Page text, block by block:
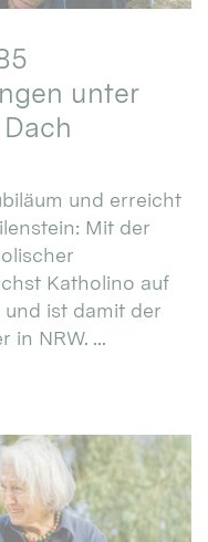
unter
und erreicht
Mit der
Katholino auf
ist damit der
in NRW. ...